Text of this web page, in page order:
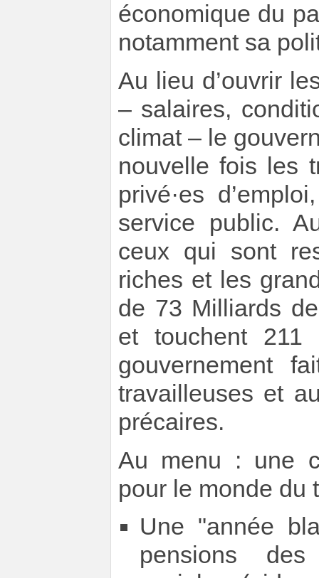
économique du
notamment sa
Au lieu d’ouvrir
– salaires,
climat – le
nouvelle fois les
privé·es
service public.
ceux qui sont
riches et les
de 73 Milliards
et touchent 211
gouvernement
travailleuses et
précaires.
Au menu : une
pour le monde du
Une "année
pensions